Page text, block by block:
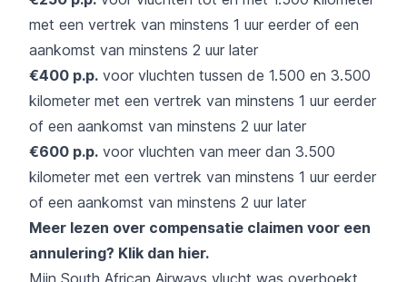
met een vertrek van minstens 1 uur eerder of een
aankomst van minstens 2 uur later
€400 p.p. voor vluchten tussen de 1.500 en 3.500
kilometer met een vertrek van minstens 1 uur eerder
of een aankomst van minstens 2 uur later
€600 p.p. voor vluchten van meer dan 3.500
kilometer met een vertrek van minstens 1 uur eerder
of een aankomst van minstens 2 uur later
Meer lezen over compensatie claimen voor een
annulering? Klik dan hier.